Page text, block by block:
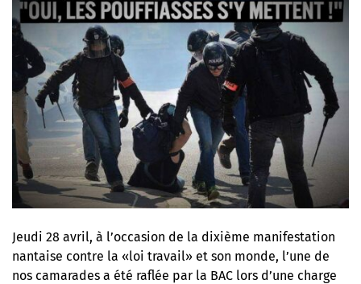
Jeudi 28 avril, à l’occasion de la dixième manifestation
nantaise contre la «loi travail» et son monde, l’une de
nos camarades a été raflée par la BAC lors d’une charge